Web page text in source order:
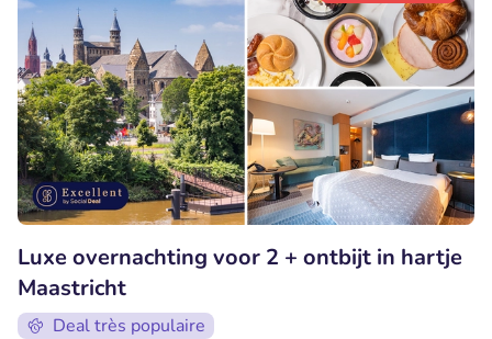
Luxe overnachting voor 2 + ontbijt in hartje
Maastricht
Deal très populaire